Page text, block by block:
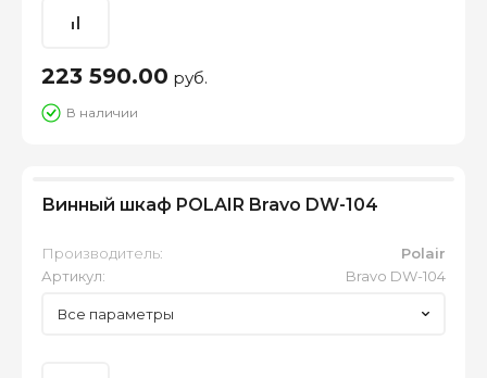
223 590.00 руб.
В наличии
Винный шкаф POLAIR Bravo DW-104
Производитель:
Polair
Артикул:
Bravo DW-104
Все параметры